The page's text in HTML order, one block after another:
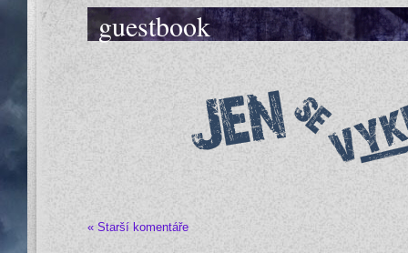
guestbook
« Starší komentáře